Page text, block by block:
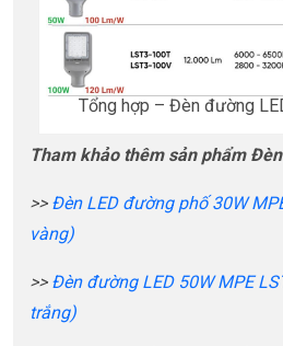
Tổng hợp – Đèn đường
Tham khảo thêm sản phẩm
>> Đèn LED đường phố 30W
vàng)
>> Đèn đường LED 50W MPE
trắng)